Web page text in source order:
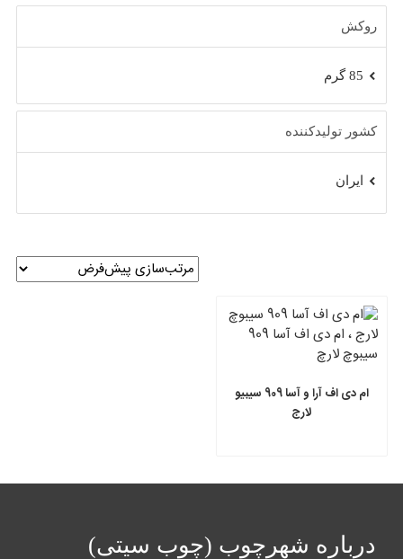
روکش
85 گرم
کشور تولیدکننده
ایران
ام دی اف آرا و آسا 909 سیبیو
لارج
درباره شهرچوب (چوب سیتی)